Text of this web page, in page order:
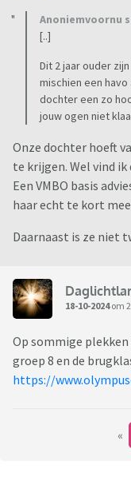
Anoniemvoornu
[..]
Dit 2 jaar ouder
mischien een
dochter een zo
jouw ogen niet
Onze dochter hoeft
te krijgen. Wel vind
Een VMBO basis
haar echt te kort
Daarnaast is ze niet
18-10-2024om
Op sommige
groep 8 en de
https://
«